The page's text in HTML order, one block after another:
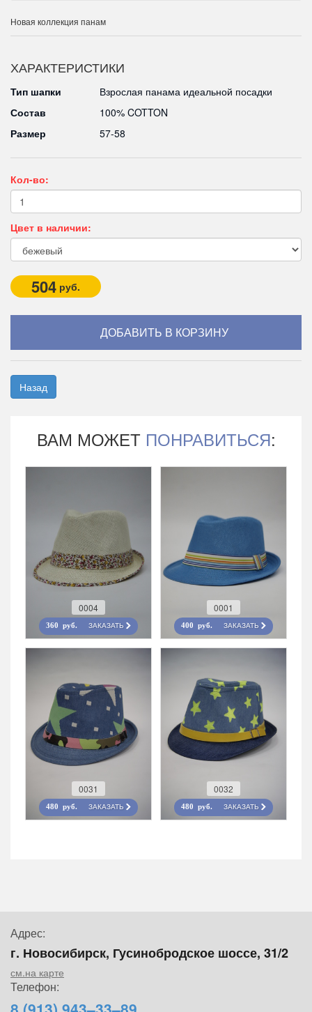
Новая коллекция панам
ХАРАКТЕРИСТИКИ
Тип шапки
Взрослая панама идеальной посадки
Состав
100% COTTON
Размер
57-58
Кол-во:
Цвет в наличии:
504 руб.
Назад
ВАМ МОЖЕТ ПОНРАВИТЬСЯ:
0004
360 руб. ЗАКАЗАТЬ
0001
400 руб. ЗАКАЗАТЬ
0031
480 руб. ЗАКАЗАТЬ
0032
480 руб. ЗАКАЗАТЬ
Адрес:
г. Новосибирск, Гусинобродское шоссе, 31/2
см.на карте
Телефон: